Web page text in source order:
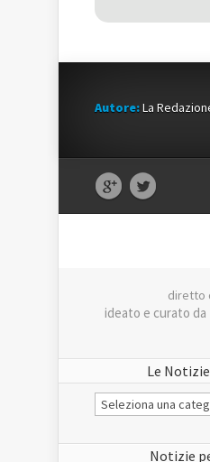
Autore:La
diretto
ideato e curato da
Le
Le
Notizie
Notizie